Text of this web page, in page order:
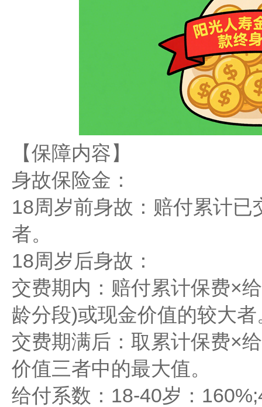
【保障内容】
​​身故保险金​​：
​​18周岁前身故​​：赔付累计
者。
​​18周岁后身故​​：
交费期内​​：赔付累计保费×
龄分段)或现金价值的较大者
交费期满后​​：取累计保费×
价值三者中的最大值。
给付系数​​：18-40岁：